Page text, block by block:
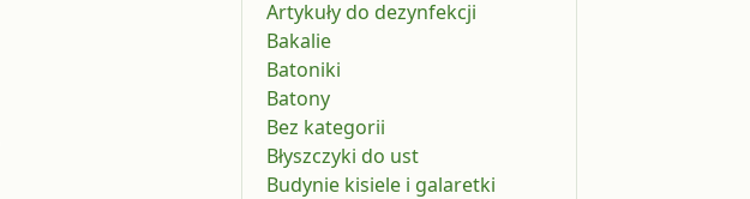
Artykuły do dezynfekcji
Bakalie
Batoniki
Batony
Bez kategorii
Błyszczyki do ust
Budynie kisiele i galaretki